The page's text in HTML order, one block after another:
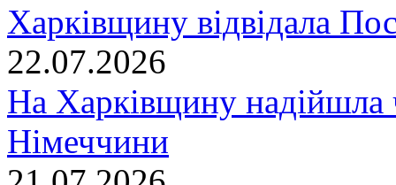
Харківщину відвідала
22.07.2026
На Харківщину надійшла
Німеччини